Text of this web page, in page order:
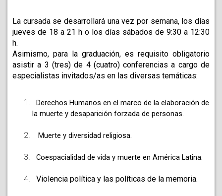
La cursada se desarrollará una vez por semana, los días
jueves de 18 a 21 h o los días sábados de 9:30 a 12:30
h.
Asimismo, para la graduación, es requisito obligatorio
asistir a 3 (tres) de 4 (cuatro) conferencias a cargo de
especialistas invitados/as en las diversas temáticas:
Derechos Humanos en el marco de la elaboración de
la muerte y desaparición forzada de personas.
Muerte y diversidad religiosa.
  Coespacialidad de vida y muerte en América Latina.
  Violencia política y las políticas de la memoria.